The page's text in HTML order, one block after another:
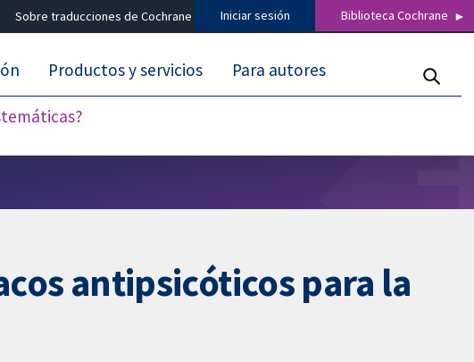
Sobre traducciones de Cochrane Iniciar sesión Biblioteca Cochrane
Productos y servicios Para autores
antipsicóticos para la